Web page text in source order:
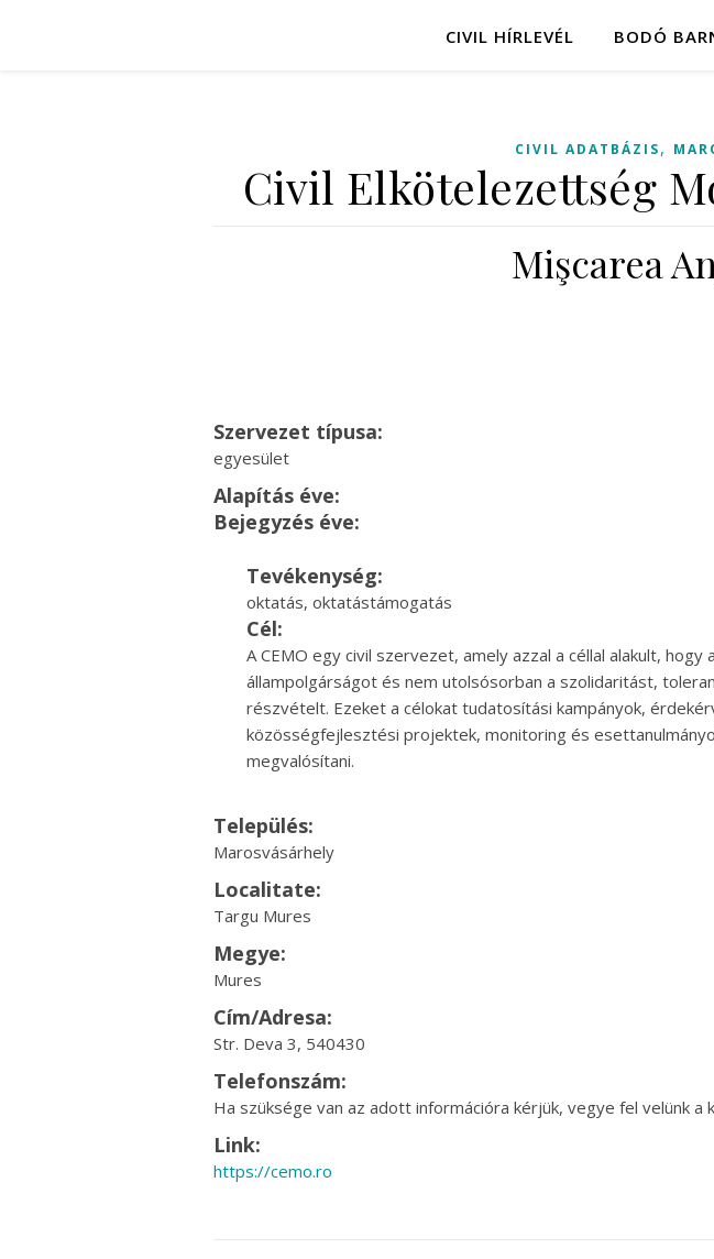
CIVIL HÍRLEVÉL BODÓ
CIVIL ADATBÁZIS,
Civil Elkötelezettség
Mişcarea
Szervezet típusa:
egyesület
Alapítás éve:
Bejegyzés éve:
Tevékenység:
oktatás, oktatástámogatás
Cél:
A CEMO egy civil szervezet, amely azzal a céllal alakult,
állampolgárságot és nem utolsósorban a szolidaritást,
részvételt. Ezeket a célokat tudatosítási kampányok,
közösségfejlesztési projektek, monitoring és
megvalósítani.
Település:
Marosvásárhely
Localitate:
Targu Mures
Megye:
Mures
Cím/Adresa:
Str. Deva 3, 540430
Telefonszám:
Ha szüksége van az adott információra kérjük, vegye fel velünk a
Link:
https://cemo.ro